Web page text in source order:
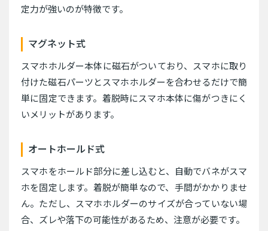
定力が強いのが特徴です。
マグネット式
スマホホルダー本体に磁石がついており、スマホに取り
付けた磁石パーツとスマホホルダーを合わせるだけで簡
単に固定できます。着脱時にスマホ本体に傷がつきにく
いメリットがあります。
オートホールド式
スマホをホールド部分に差し込むと、自動でバネがスマ
ホを固定します。着脱が簡単なので、手間がかかりませ
ん。ただし、スマホホルダーのサイズが合っていない場
合、ズレや落下の可能性があるため、注意が必要です。